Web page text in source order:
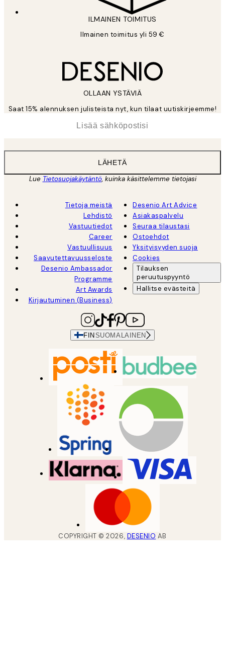
ILMAINEN TOIMITUS
Ilmainen toimitus yli 59 €
OLLAAN YSTÄVIÄ
Saat 15% alennuksen julisteista nyt, kun tilaat uutiskirjeemme!
LÄHETÄ
Lue Tietosuojakäytäntö, kuinka käsittelemme tietojasi
Tietoja meistä
Lehdistö
Vastuutiedot
Career
Vastuullisuus
Saavutettavuusseloste
Desenio Ambassador
Programme
Art Awards
Kirjautuminen (Business)
Desenio Art Advice
Asiakaspalvelu
Seuraa tilaustasi
Ostoehdot
Yksityisyyden suoja
Cookies
Tilauksen
peruutuspyyntö
Hallitse evästeitä
FINSUOMALAINEN
COPYRIGHT ©2026, DESENIO AB